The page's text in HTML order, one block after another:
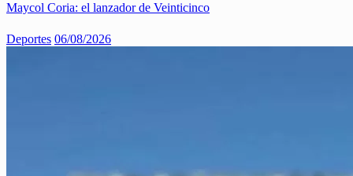
Maycol Coria: el lanzador de Veinticinco
Deportes 06/08/2026